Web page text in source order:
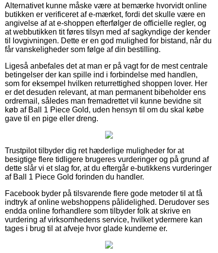
Alternativet kunne måske være at bemærke hvorvidt online
butikken er verificeret af e-mærket, fordi det skulle være en
angivelse af at e-shoppen efterfølger de officielle regler, og
at webbutikken tit føres tilsyn med af sagkyndige der kender
til lovgivningen. Dette er en god mulighed for bistand, når du
får vanskeligheder som følge af din bestilling.
Ligeså anbefales det at man er på vagt for de mest centrale
betingelser der kan spille ind i forbindelse med handlen,
som for eksempel hvilken returrettighed shoppen lover. Her
er det desuden relevant, at man permanent bibeholder ens
ordremail, således man fremadrettet vil kunne bevidne sit
køb af Ball 1 Piece Gold, uden hensyn til om du skal købe
gave til en pige eller dreng.
Trustpilot tilbyder dig ret hæderlige muligheder for at
besigtige flere tidligere brugeres vurderinger og på grund af
dette slår vi et slag for, at du eftergår e-butikkens vurderinger
af Ball 1 Piece Gold forinden du handler.
Facebook byder på tilsvarende flere gode metoder til at få
indtryk af online webshoppens pålidelighed. Derudover ses
endda online forhandlere som tilbyder folk at skrive en
vurdering af virksomhedens service, hvilket ydermere kan
tages i brug til at afveje hvor glade kunderne er.